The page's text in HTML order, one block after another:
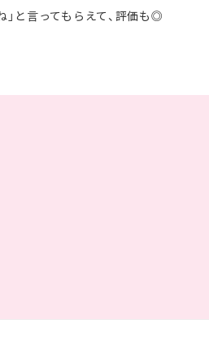
」と言ってもらえて、評価も◎